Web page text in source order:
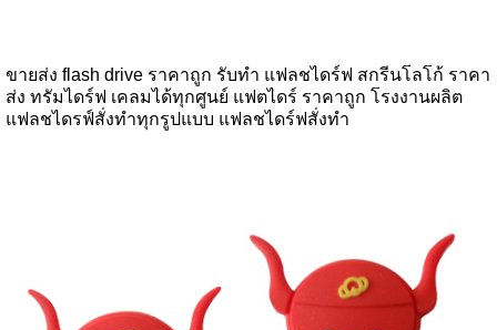
ขายส่ง flash drive ราคาถูก รับทำ แฟลชไดร์ฟ สกรีนโลโก้ ราคา
ส่ง ทรัมไดร์ฟ เคลมได้ทุกศูนย์ แฟตไดร์ ราคาถูก โรงงานผลิต
แฟลชไดรฟ์สั่งทำทุกรูปแบบ แฟลชไดร์ฟสั่งทำ